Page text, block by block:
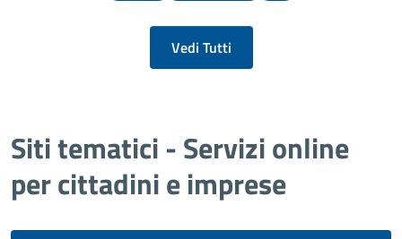
Vedi Tutti
Siti tematici - Servizi online
per cittadini e imprese